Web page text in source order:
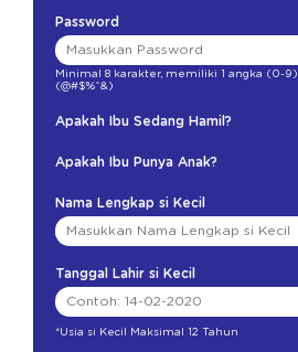
Password
Minimal 8 karakter, memiliki 1 angka (0-9)
(@#$%^&)
Apakah Ibu Sedang Hamil?
Apakah Ibu Punya Anak?
Nama Lengkap si Kecil
Tanggal Lahir si Kecil
*Usia si Kecil Maksimal 12 Tahun